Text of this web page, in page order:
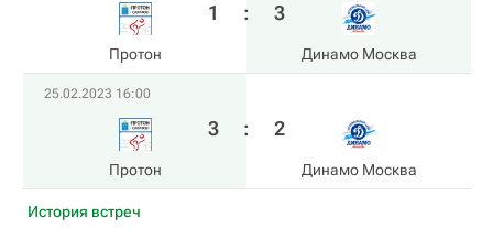
Протон
1 : 3
Динамо Москва
25.02.2023 16:00
Протон
3 : 2
Динамо Москва
История встреч